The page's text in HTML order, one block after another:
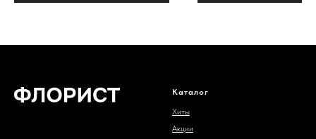
Каталог
Хиты
Акции